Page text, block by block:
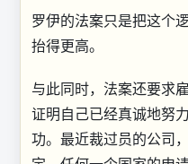
罗伊的法案只是把这个
抬得更高。
与此同时，法案还要求
证明自己已经真诚地努
功。最近裁过员的公司